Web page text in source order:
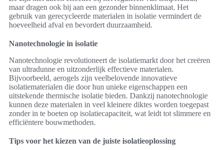
maar dragen ook bij aan een gezonder binnenklimaat. Het
gebruik van gerecycleerde materialen in isolatie vermindert de
hoeveelheid afval en bevordert duurzaamheid.
Nanotechnologie in isolatie
Nanotechnologie revolutioneert de isolatiemarkt door het creëren
van ultradunne en uitzonderlijk effectieve materialen.
Bijvoorbeeld, aerogels zijn veelbelovende innovatieve
isolatiematerialen die door hun unieke eigenschappen een
uitstekende thermische isolatie bieden. Dankzij nanotechnologie
kunnen deze materialen in veel kleinere diktes worden toegepast
zonder in te boeten op isolatiecapaciteit, wat leidt tot slimmere en
efficiëntere bouwmethoden.
Tips voor het kiezen van de juiste isolatieoplossing